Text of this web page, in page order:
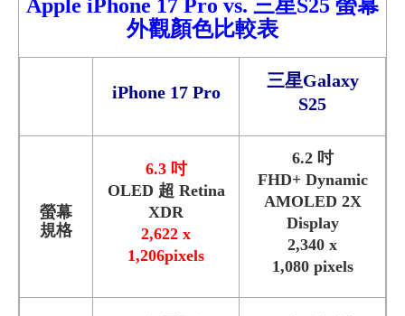
Apple iPhone 17 Pro vs. 三星S25 螢幕
外觀顏色比較表
iPhone 17 Pro
三星Galaxy
S25
螢幕
規格
6.3 吋
OLED 超 Retina
XDR
2,622 x
1,206pixels
6.2 吋
FHD+ Dynamic
AMOLED 2X
Display
2,340 x
1,080 pixels